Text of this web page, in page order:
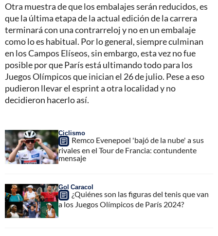
Otra muestra de que los embalajes serán reducidos, es
que la última etapa de la actual edición de la carrera
terminará con una contrarreloj y no en un embalaje
como lo es habitual. Por lo general, siempre culminan
en los Campos Elíseos, sin embargo, esta vez no fue
posible por que París está ultimando todo para los
Juegos Olímpicos que inician el 26 de julio. Pese a eso
pudieron llevar el esprint a otra localidad y no
decidieron hacerlo así.
Ciclismo
Remco Evenepoel 'bajó de la nube' a sus
rivales en el Tour de Francia: contundente
mensaje
Gol Caracol
¿Quiénes son las figuras del tenis que van
a los Juegos Olímpicos de París 2024?